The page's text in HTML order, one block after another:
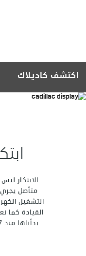
اكتشف كاديلاك
الابتكار
متأصل يجري
التشغيل
القيادة كما
بدأناها منذ 117 سنة لقيادة العالم قدماً.